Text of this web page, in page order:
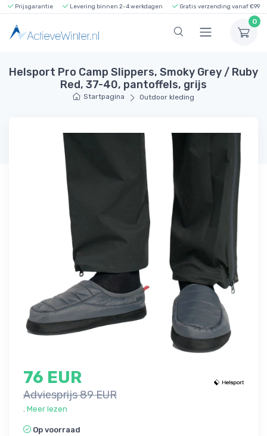
Prijsgarantie Levering binnen 2-4 werkdagen Gratis verzending vanaf €99
0
Helsport Pro Camp Slippers, Smoky Grey / Ruby
Red, 37-40, pantoffels, grijs
Startpagina Outdoor kleding
76 EUR
Adviesprijs 89 EUR
Meer lezen
Op voorraad